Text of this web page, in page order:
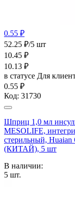
0.55 ₽
52.25 ₽/5 шт
10.45 ₽
10.13 ₽
в статусе Для
0.55 ₽
Код: 31730
Шприц 1,0 мл
MESOLIFE,
стерильный, Huaian
(КИТАЙ), 5 шт
В наличии:
5 шт.